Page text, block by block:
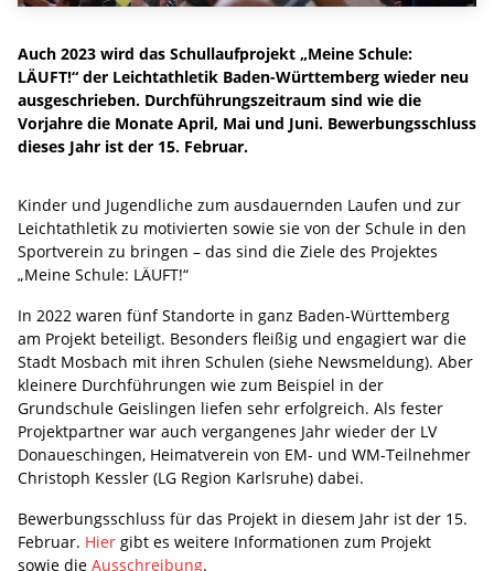
Auch 2023 wird das Schullaufprojekt „Meine Schule:
LÄUFT!“ der Leichtathletik Baden-Württemberg wieder neu
ausgeschrieben. Durchführungszeitraum sind wie die
Vorjahre die Monate April, Mai und Juni. Bewerbungsschluss
dieses Jahr ist der 15. Februar.
Kinder und Jugendliche zum ausdauernden Laufen und zur
Leichtathletik zu motivierten sowie sie von der Schule in den
Sportverein zu bringen – das sind die Ziele des Projektes
„Meine Schule: LÄUFT!“
In 2022 waren fünf Standorte in ganz Baden-Württemberg
am Projekt beteiligt. Besonders fleißig und engagiert war die
Stadt Mosbach mit ihren Schulen (siehe Newsmeldung). Aber
kleinere Durchführungen wie zum Beispiel in der
Grundschule Geislingen liefen sehr erfolgreich. Als fester
Projektpartner war auch vergangenes Jahr wieder der LV
Donaueschingen, Heimatverein von EM- und WM-Teilnehmer
Christoph Kessler (LG Region Karlsruhe) dabei.
Bewerbungsschluss für das Projekt in diesem Jahr ist der 15.
Februar. Hier gibt es weitere Informationen zum Projekt
sowie die Ausschreibung.